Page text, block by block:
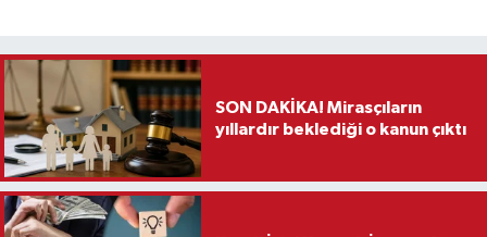
SON DAKİKA! Mirasçıların
yıllardır beklediği o kanun çıktı